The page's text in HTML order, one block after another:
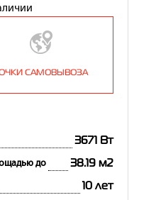
САМОВЫВОЗА
3671 Вт
до 38.19 м2
10 лет